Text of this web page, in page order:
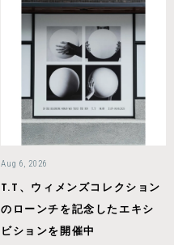
Aug 6, 2026
T.T、ウィメンズコレクション
のローンチを記念したエキシ
ビションを開催中